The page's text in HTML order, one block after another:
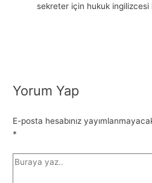
sekreter için hukuk ingilizcesi
Yorum Yap
E-posta hesabınız
*